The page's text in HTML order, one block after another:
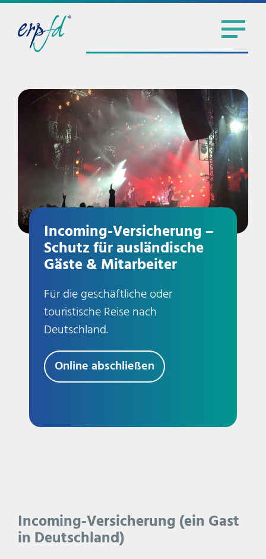
Incoming-Versicherung –
Schutz für ausländische
Gäste & Mitarbeiter
Für die geschäftliche oder
touristische Reise nach
Deutschland.
Online abschließen
Incoming-Versicherung (ein Gast
in Deutschland)